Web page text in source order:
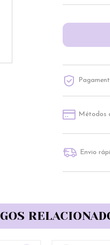
Métodos
Envio